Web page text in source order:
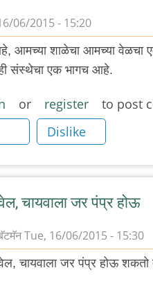
06/2015 - 15:20
आमच्या शाळेचा आमच्या वेळचा
संस्थेचा एक भागच आहे.
or register
to post
Dislike
चायवाला जर पंप्र होऊ
Tue, 16/06/2015 - 15:30
reply
चायवाला जर पंप्र होऊ शकतो